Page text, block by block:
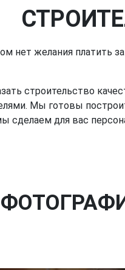
нет желания платить
строительство
Мы готовы
сделаем для вас